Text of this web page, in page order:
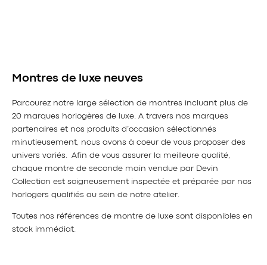
Montres de luxe neuves
Parcourez notre large sélection de montres incluant plus de
20 marques horlogères de luxe. A travers nos marques
partenaires et nos produits d’occasion sélectionnés
minutieusement, nous avons à coeur de vous proposer des
univers variés. Afin de vous assurer la meilleure qualité,
chaque montre de seconde main vendue par Devin
Collection est soigneusement inspectée et préparée par nos
horlogers qualifiés au sein de notre atelier.
Toutes nos références de montre de luxe sont disponibles en
stock immédiat.